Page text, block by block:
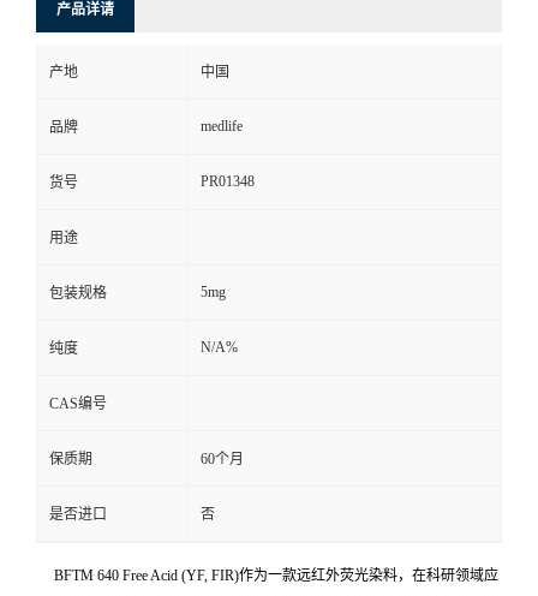
产品详请
产地 中国
品牌 medlife
货号 PR01348
用途
包装规格 5mg
纯度 N/A%
CAS编号
保质期 60个月
是否进口 否
BFTM 640 Free Acid (YF, FIR)作为一款远红外荧光染料，在科研领域应